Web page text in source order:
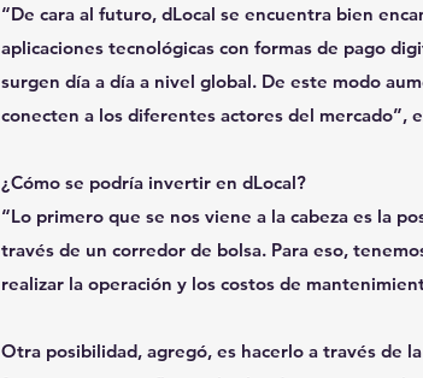
“De cara al futuro, dLocal se encuentra bien
aplicaciones tecnológicas con formas de pago
surgen día a día a nivel global. De este modo
conecten a los diferentes actores del mercado”,
¿Cómo se podría invertir en dLocal?
“Lo primero que se nos viene a la cabeza es la
través de un corredor de bolsa. Para eso,
realizar la operación y los costos de
Otra posibilidad, agregó, es hacerlo a través de